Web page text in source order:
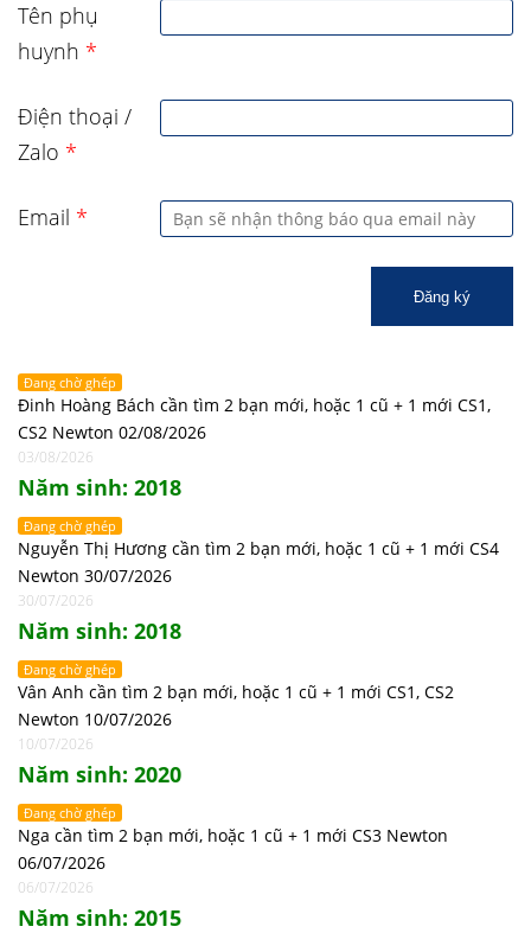
Tên phụ
huynh *
Điện thoại /
Zalo *
Email *
Đăng ký
Đang chờ ghép
Đinh Hoàng Bách cần tìm 2 bạn mới, hoặc 1 cũ + 1 mới CS1,
CS2 Newton 02/08/2026
03/08/2026
Năm sinh: 2018
Đang chờ ghép
Nguyễn Thị Hương cần tìm 2 bạn mới, hoặc 1 cũ + 1 mới CS4
Newton 30/07/2026
30/07/2026
Năm sinh: 2018
Đang chờ ghép
Vân Anh cần tìm 2 bạn mới, hoặc 1 cũ + 1 mới CS1, CS2
Newton 10/07/2026
10/07/2026
Năm sinh: 2020
Đang chờ ghép
Nga cần tìm 2 bạn mới, hoặc 1 cũ + 1 mới CS3 Newton
06/07/2026
06/07/2026
Năm sinh: 2015